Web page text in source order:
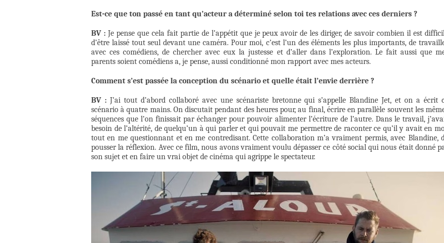
Est-ce que ton passé en tant qu’acteur a déterminé selon toi tes relations avec ces derniers ?
BV :Je pense que cela fait partie de l’appétit que je peux avoir de les diriger, de savoir combien il est
d’être laissé tout seul devant une caméra. Pour moi, c’est l’un des éléments les plus importants, de
avec ces comédiens, de chercher avec eux la justesse et d’aller dans l’exploration. Le fait aussi que
parents soient comédiens a, je pense, aussi conditionné mon rapport avec mes acteurs.
Comment s’est passée la conception du scénario et quelle était l’envie derrière ?
BV :J’ai tout d’abord collaboré avec une scénariste bretonne qui s’appelle Blandine Jet, et on a écrit
scénario à quatre mains. On discutait pendant des heures pour, au final, écrire en parallèle souvent les
séquences que l’on finissait par échanger pour pouvoir alimenter l’écriture de l’autre. Dans le travail,
besoin de l’altérité, de quelqu’un à qui parler et qui pouvait me permettre de raconter ce qu’il y avait en
tout en me questionnant et en me contredisant. Cette collaboration m’a vraiment permis, avec Blandine,
pousser la réflexion. Avec ce film, nous avons vraiment voulu dépasser ce côté social qui nous était donné
son sujet et en faire un vrai objet de cinéma qui agrippe le spectateur.